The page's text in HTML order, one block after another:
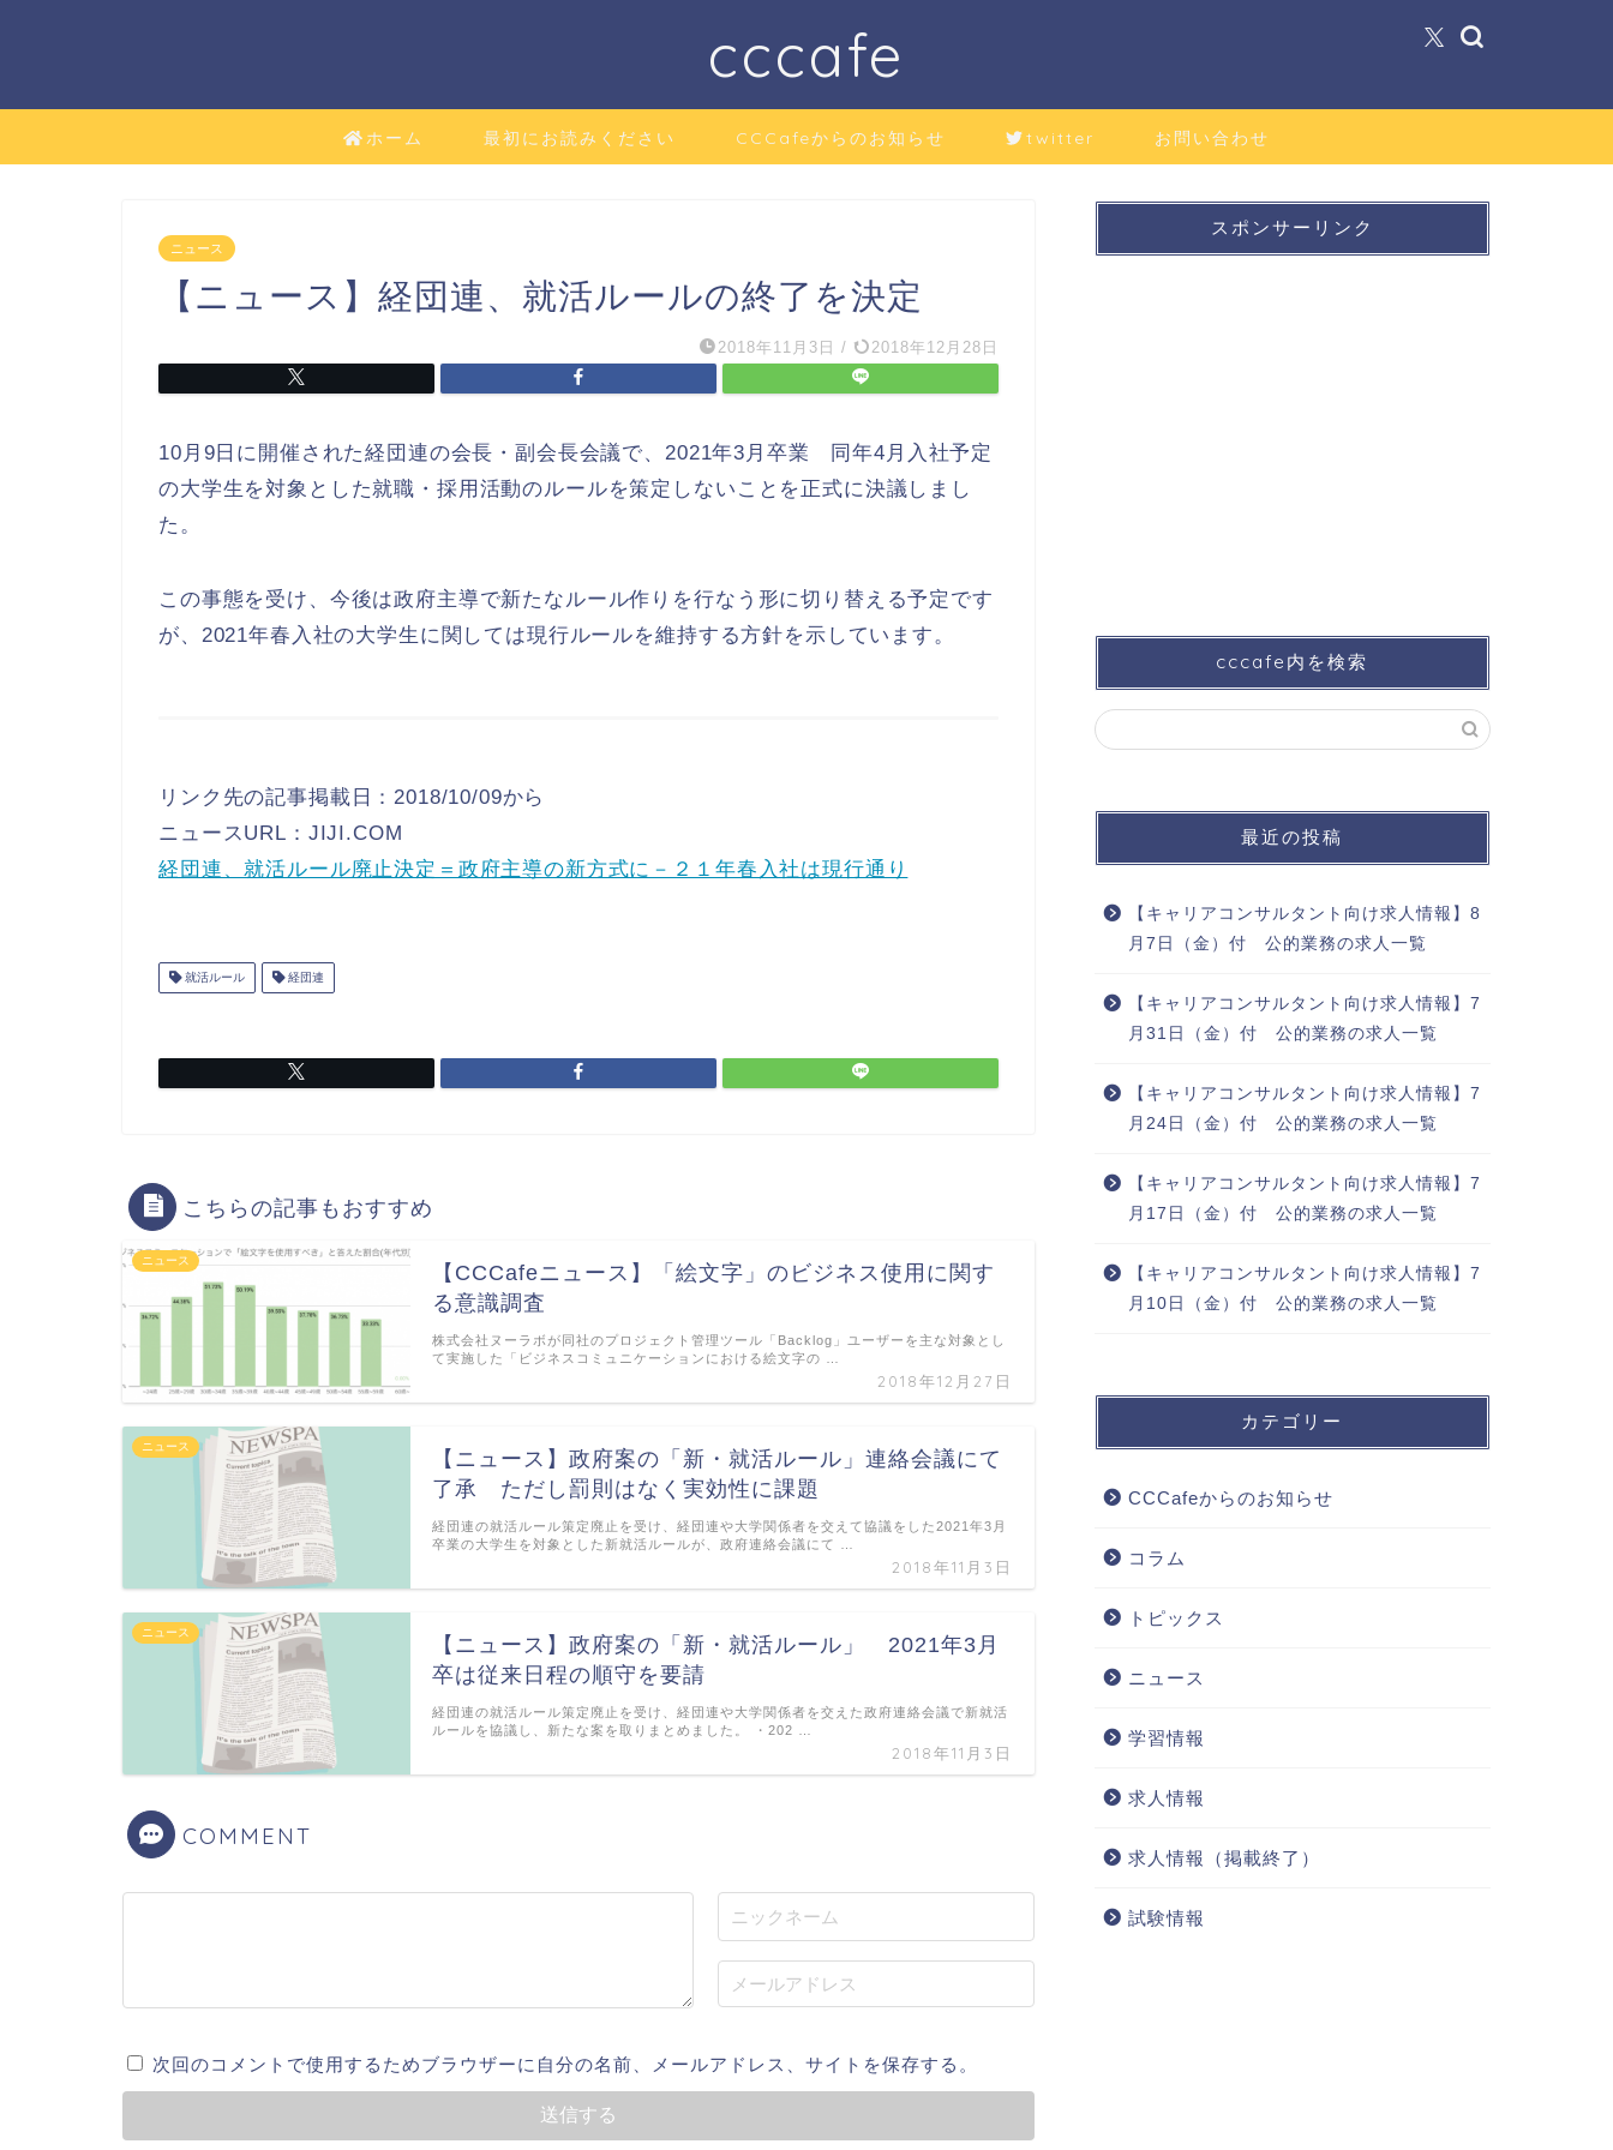
cccafe
ホーム 最初にお読みください CCCafeからのお知らせ twitter お問い合わせ
ニュース
【ニュース】経団連、就活ルールの終了を決定
2018年11月3日 / 2018年12月28日
10月9日に開催された経団連の会長・副会長会議で、2021年3月卒業 同年4月入社予定
の大学生を対象とした就職・採用活動のルールを策定しないことを正式に決議しまし
た。
この事態を受け、今後は政府主導で新たなルール作りを行なう形に切り替える予定です
が、2021年春入社の大学生に関しては現行ルールを維持する方針を示しています。
リンク先の記事掲載日：2018/10/09から
ニュースURL：JIJI.COM
経団連、就活ルール廃止決定＝政府主導の新方式に－２１年春入社は現行通り
就活ルール 経団連
こちらの記事もおすすめ
ニュース
【CCCafeニュース】「絵文字」のビジネス使用に関す
る意識調査
2018年12月27日
株式会社ヌーラボが同社のプロジェクト管理ツール「Backlog」ユーザーを主な対象とし
て実施した「ビジネスコミュニケーションにおける絵文字の …
ニュース
【ニュース】政府案の「新・就活ルール」連絡会議にて
了承 ただし罰則はなく実効性に課題
2018年11月3日
経団連の就活ルール策定廃止を受け、経団連や大学関係者を交えて協議をした2021年3月
卒業の大学生を対象とした新就活ルールが、政府連絡会議にて …
ニュース
【ニュース】政府案の「新・就活ルール」 2021年3月
卒は従来日程の順守を要請
2018年11月3日
経団連の就活ルール策定廃止を受け、経団連や大学関係者を交えた政府連絡会議で新就活
ルールを協議し、新たな案を取りまとめました。 ・202 …
COMMENT
次回のコメントで使用するためブラウザーに自分の名前、メールアドレス、サイトを保存する。
スポンサーリンク
cccafe内を検索
最近の投稿
【キャリアコンサルタント向け求人情報】8
月7日（金）付 公的業務の求人一覧
【キャリアコンサルタント向け求人情報】7
月31日（金）付 公的業務の求人一覧
【キャリアコンサルタント向け求人情報】7
月24日（金）付 公的業務の求人一覧
【キャリアコンサルタント向け求人情報】7
月17日（金）付 公的業務の求人一覧
【キャリアコンサルタント向け求人情報】7
月10日（金）付 公的業務の求人一覧
カテゴリー
CCCafeからのお知らせ
コラム
トピックス
ニュース
学習情報
求人情報
求人情報（掲載終了）
試験情報